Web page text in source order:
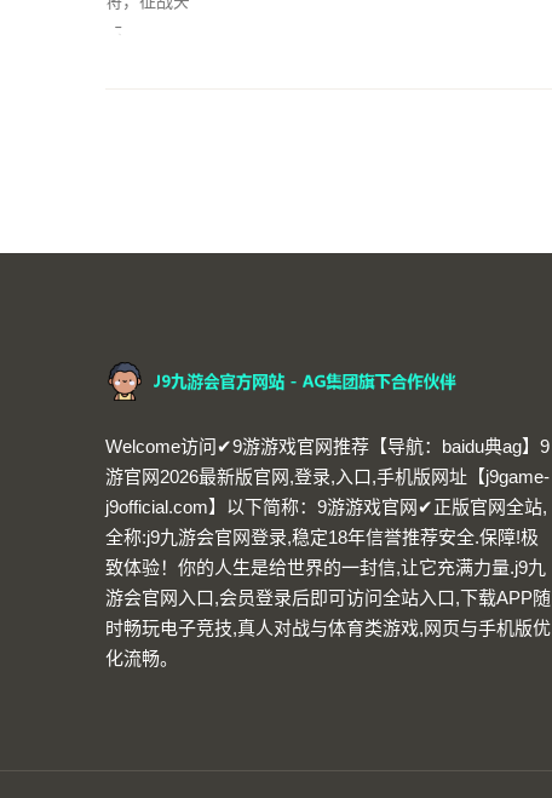
Welcome访问✔9游游戏官网推荐【导航：baidu典ag】9
游官网2026最新版官网,登录,入口,手机版网址【j9game-
j9official.com】以下简称：9游游戏官网✔正版官网全站,
全称:j9九游会官网登录,稳定18年信誉推荐安全.保障!极
致体验！你的人生是给世界的一封信,让它充满力量.j9九
游会官网入口,会员登录后即可访问全站入口,下载APP随
时畅玩电子竞技,真人对战与体育类游戏,网页与手机版优
化流畅。